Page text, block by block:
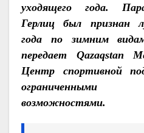
уходящего года.
Герлиц был признан
года по зимним
передает Qazaqstan
Центр спортивной
возможностями.